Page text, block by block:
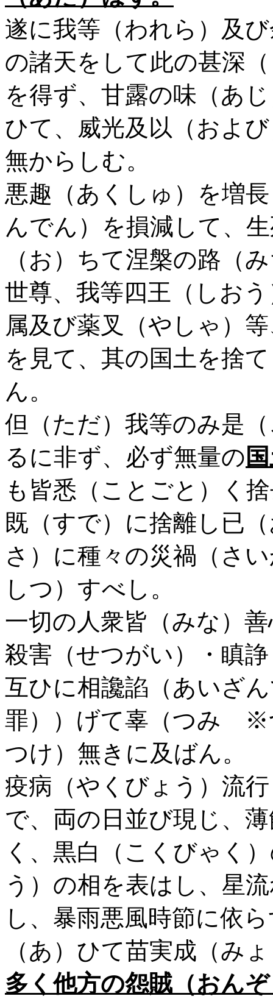
遂に我等（われら）及
の諸天をして此の甚深
を得ず、甘露の味（あ
ひて、威光及以（およ
無からしむ。
悪趣（あくしゅ）を増
んでん）を損減して、
（お）ちて涅槃の路（
世尊、我等四王（しお
属及び薬叉（やしゃ）
を見て、其の国土を捨
ん。
但（ただ）我等のみ是
るに非ず、必ず無量の
も皆悉（ことごと）く
既（すで）に捨離し已
さ）に種々の災禍（さ
しつ）すべし。
一切の人衆皆（みな）
殺害（せつがい）・瞋
互ひに相讒諂（あいざ
罪））げて辜（つみ ※
つけ）無きに及ばん。
疫病（やくびょう）流
で、両の日並び現じ、
く、黒白（こくびゃく
う）の相を表はし、星
し、暴雨悪風時節に依
（あ）ひて苗実成（み
多く他方の怨賊（おん